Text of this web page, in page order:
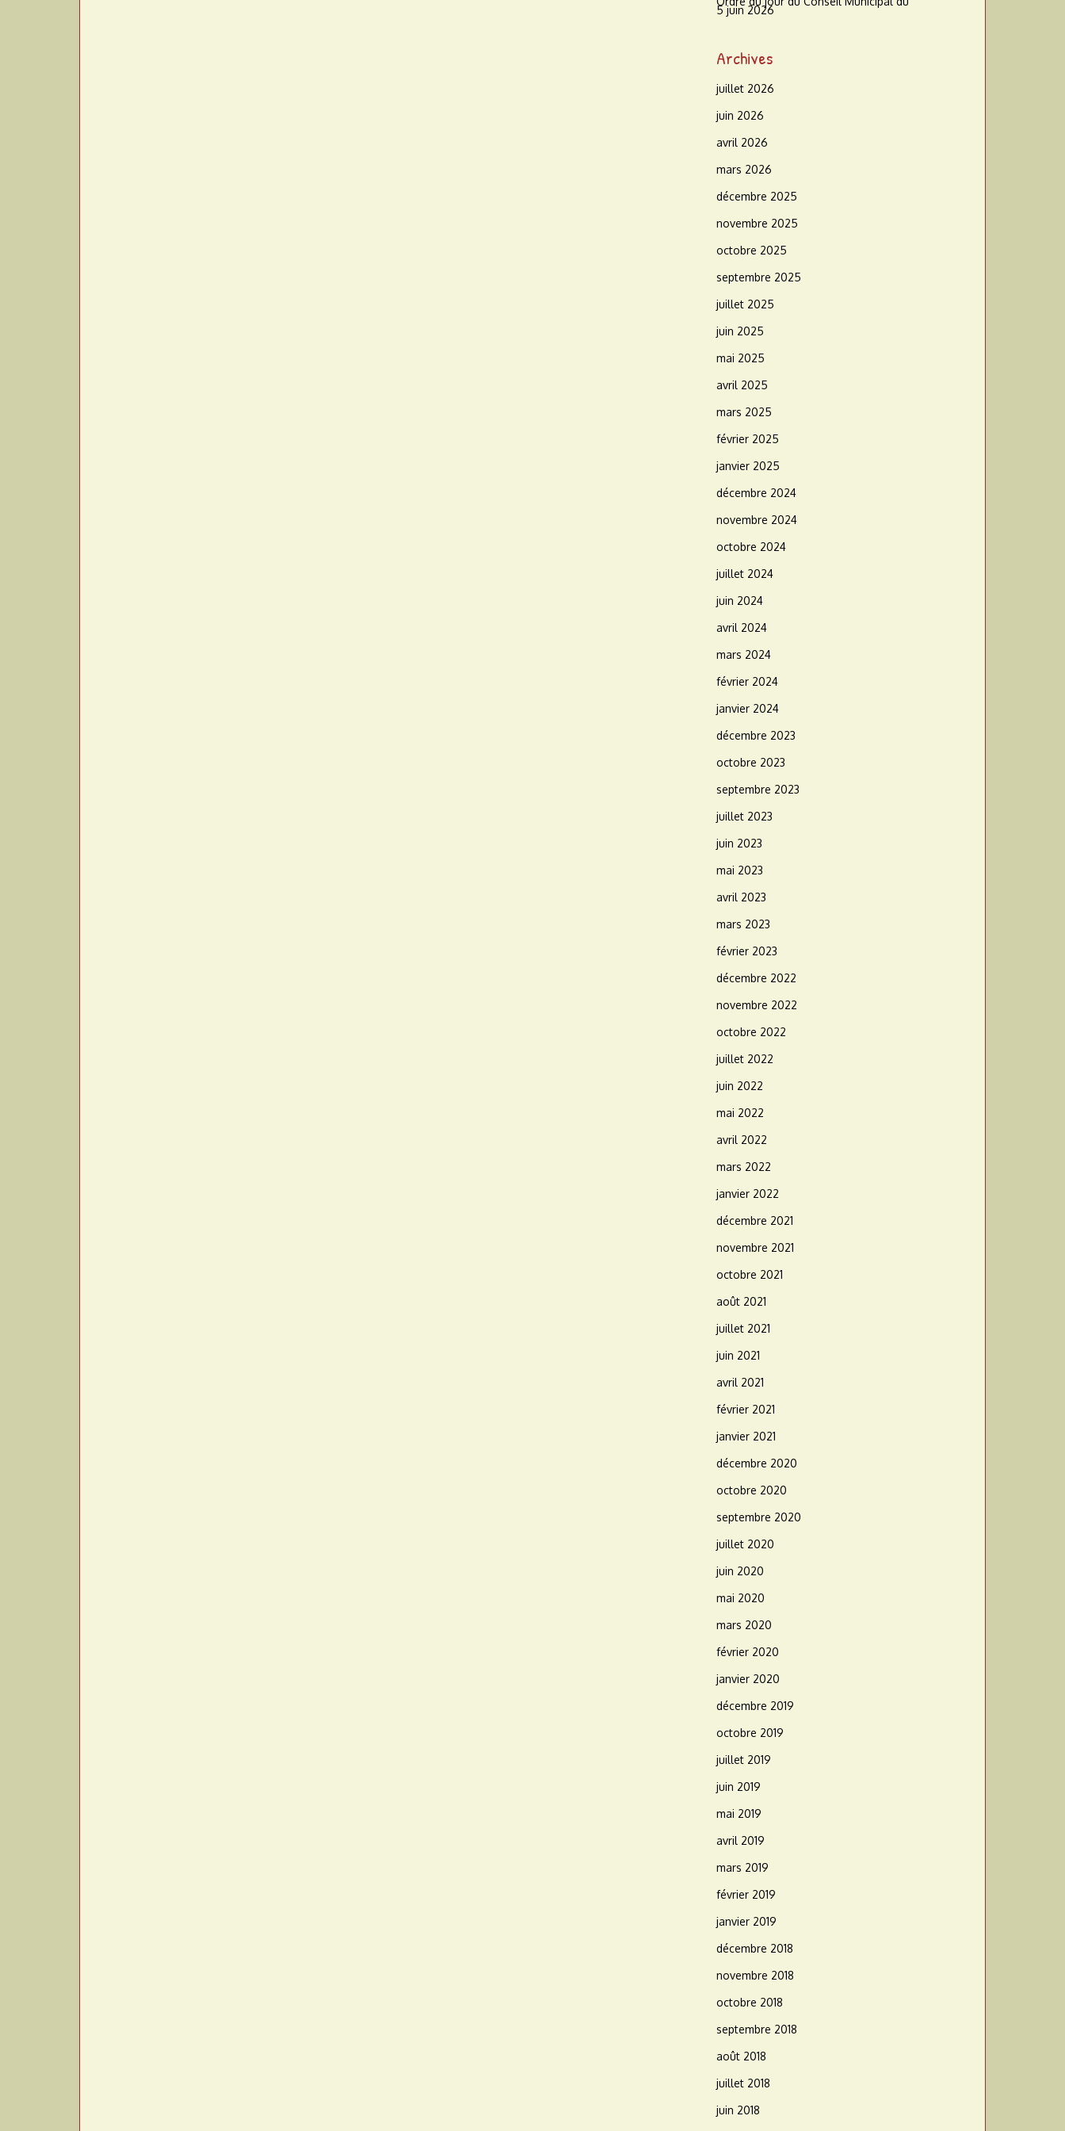
5 juin 2026
Archives
juillet 2026
juin 2026
avril 2026
mars 2026
décembre 2025
novembre 2025
octobre 2025
septembre 2025
juillet 2025
juin 2025
mai 2025
avril 2025
mars 2025
février 2025
janvier 2025
décembre 2024
novembre 2024
octobre 2024
juillet 2024
juin 2024
avril 2024
mars 2024
février 2024
janvier 2024
décembre 2023
octobre 2023
septembre 2023
juillet 2023
juin 2023
mai 2023
avril 2023
mars 2023
février 2023
décembre 2022
novembre 2022
octobre 2022
juillet 2022
juin 2022
mai 2022
avril 2022
mars 2022
janvier 2022
décembre 2021
novembre 2021
octobre 2021
août 2021
juillet 2021
juin 2021
avril 2021
février 2021
janvier 2021
décembre 2020
octobre 2020
septembre 2020
juillet 2020
juin 2020
mai 2020
mars 2020
février 2020
janvier 2020
décembre 2019
octobre 2019
juillet 2019
juin 2019
mai 2019
avril 2019
mars 2019
février 2019
janvier 2019
décembre 2018
novembre 2018
octobre 2018
septembre 2018
août 2018
juillet 2018
juin 2018